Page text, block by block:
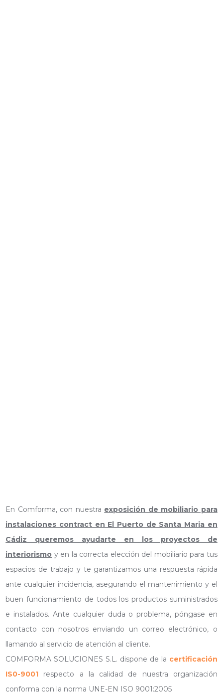
En Comforma, con nuestra exposición de mobiliario para
instalaciones contract en El Puerto de Santa Maria en
Cádiz queremos ayudarte en los proyectos de
interiorismo y en la correcta elección del mobiliario para tus
espacios de trabajo y te garantizamos una respuesta rápida
ante cualquier incidencia, asegurando el mantenimiento y el
buen funcionamiento de todos los productos suministrados
e instalados. Ante cualquier duda o problema, póngase en
contacto con nosotros enviando un correo electrónico, o
llamando al servicio de atención al cliente.
COMFORMA SOLUCIONES S.L. dispone de la certificación
IS0-9001 respecto a la calidad de nuestra organización
conforma con la norma UNE-EN ISO 9001:2005